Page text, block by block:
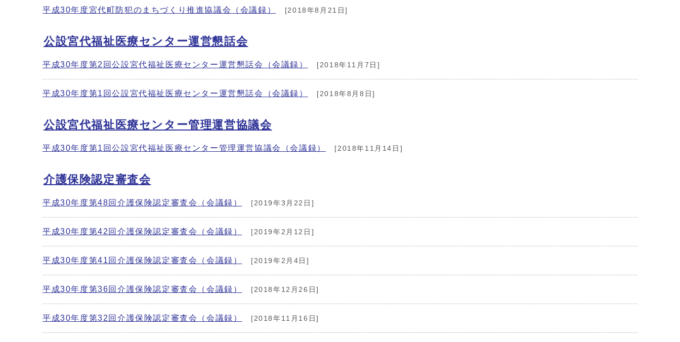
平成30年度宮代町防犯のまちづくり推進協議会（会議録） [2018年8月21日]
公設宮代福祉医療センター運営懇話会
平成30年度第2回公設宮代福祉医療センター運営懇話会（会議録） [2018年11月7日]
平成30年度第1回公設宮代福祉医療センター運営懇話会（会議録） [2018年8月8日]
公設宮代福祉医療センター管理運営協議会
平成30年度第1回公設宮代福祉医療センター管理運営協議会（会議録） [2018年11月14日]
介護保険認定審査会
平成30年度第48回介護保険認定審査会（会議録） [2019年3月22日]
平成30年度第42回介護保険認定審査会（会議録） [2019年2月12日]
平成30年度第41回介護保険認定審査会（会議録） [2019年2月4日]
平成30年度第36回介護保険認定審査会（会議録） [2018年12月26日]
平成30年度第32回介護保険認定審査会（会議録） [2018年11月16日]